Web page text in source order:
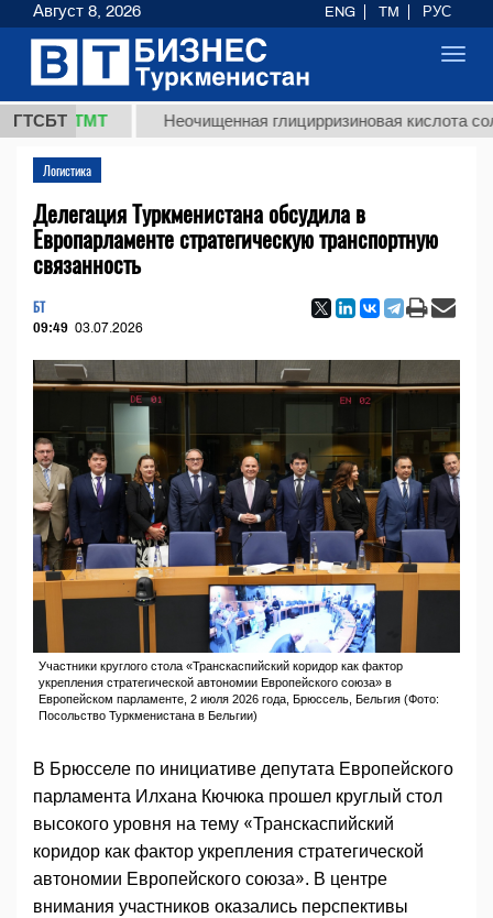
ГТСБТ
ТМТ Неочищенная глицирризиновая кислота
Логистика
Делегация Туркменистана обсудила в
Европарламенте стратегическую транспортную
связанность
БТ
09:49 03.07.2026
Участники круглого стола «Транскаспийский коридор как фактор
укрепления стратегической автономии Европейского союза» в
Европейском парламенте, 2 июля 2026 года, Брюссель, Бельгия (Фото:
Посольство Туркменистана в Бельгии)
В Брюсселе по инициативе депутата Европейского
парламента Илхана Кючюка прошел круглый стол
высокого уровня на тему «Транскаспийский
коридор как фактор укрепления стратегической
автономии Европейского союза». В центре
внимания участников оказались перспективы
Август 8, 2026 ENG TM РУС